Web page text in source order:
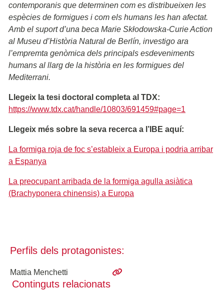
contemporanis que determinen com es distribueixen les
espècies de formigues i com els humans les han afectat.
Amb el suport d’una beca Marie Skłodowska-Curie Action
al Museu d’Història Natural de Berlín, investigo ara
l’empremta genòmica dels principals esdeveniments
humans al llarg de la història en les formigues del
Mediterrani.
Llegeix la tesi doctoral completa al TDX:
https://www.tdx.cat/handle/10803/691459#page=1
Llegeix més sobre la seva recerca a l’IBE aquí:
La formiga roja de foc s’estableix a Europa i podria arribar
a Espanya
La preocupant arribada de la formiga agulla asiàtica
(Brachyponera chinensis) a Europa
Perfils dels protagonistes:
Mattia Menchetti
Continguts relacionats